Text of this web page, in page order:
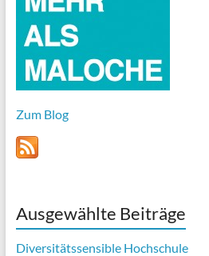
Zum Blog
Ausgewählte Beiträge
Diversitätssensible Hochschule